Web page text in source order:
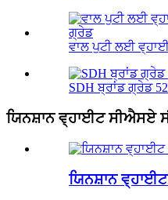
ਵਾਲ ਪੁਟੀ ਲਈ
SDH ਬ੍ਰਾਂਡ ਗ੍ਰੇਡ
ਯਿਨਸ਼ਾਨ ਵ੍ਹਾਈਟ ਸੀਐਸਏ
ਯਿਨਸ਼ਾਨ